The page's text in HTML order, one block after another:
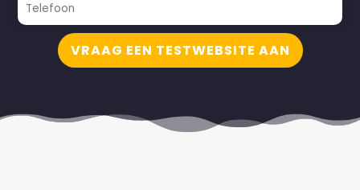
VRAAG EEN TESTWEBSITE AAN